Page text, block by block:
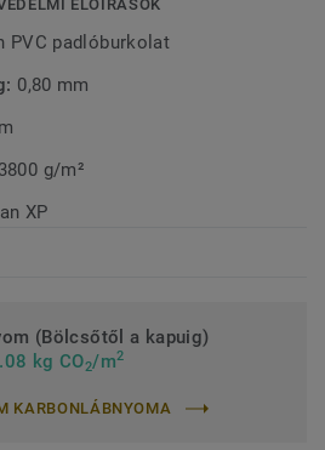
ELŐÍRÁSOK
PVC padlóburkolat
0,80 mm
g/m²
XP
(Bölcsőtől a kapuig)
kg CO2/m2
KARBONLÁBNYOMA